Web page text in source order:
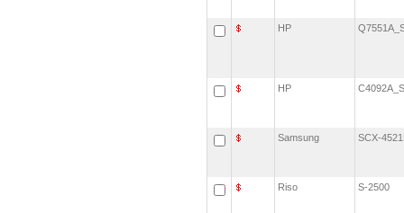
HP
HP
Samsung SCX-
Riso S-2500